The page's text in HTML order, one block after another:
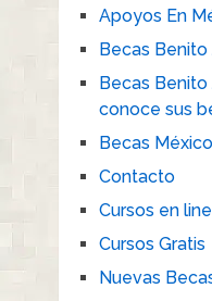
Apoyos En
Becas
Becas
conoce sus
Becas México
Contacto
Cursos en
Cursos Gratis
Nuevas